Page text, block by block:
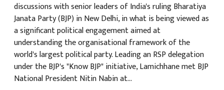
discussions with senior leaders of India's ruling Bharatiya
Janata Party (BJP) in New Delhi, in what is being viewed as
a significant political engagement aimed at
understanding the organisational framework of the
world's largest political party. Leading an RSP delegation
under the BJP's "Know BJP" initiative, Lamichhane met BJP
National President Nitin Nabin at...